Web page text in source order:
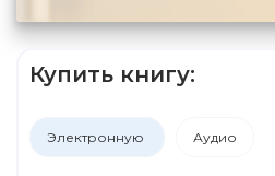
Купить книгу:
Электронную Аудио